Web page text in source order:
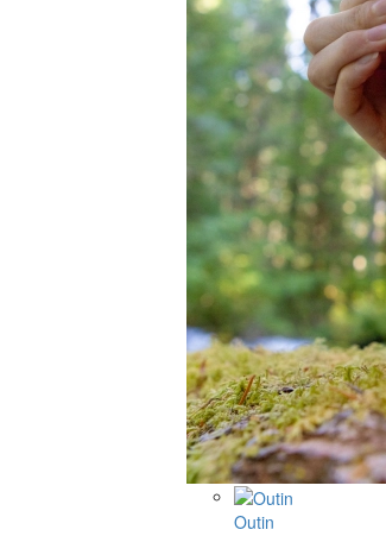
Outin